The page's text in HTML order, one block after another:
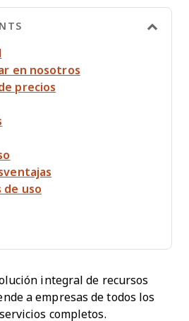
en nosotros
precios
de uso
integral de recursos
a empresas de todos los
completos.